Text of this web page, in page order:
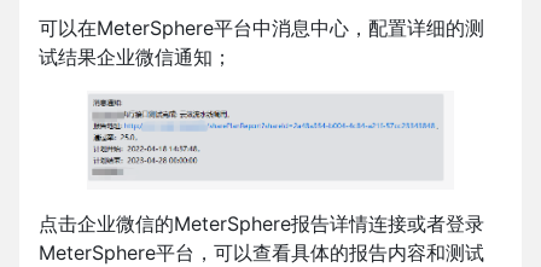
可以在MeterSphere平台中消息中心，配置详细的测
试结果企业微信通知；
点击企业微信的MeterSphere报告详情连接或者登录
MeterSphere平台，可以查看具体的报告内容和测试